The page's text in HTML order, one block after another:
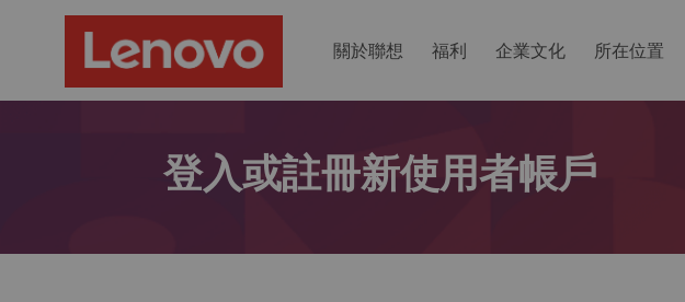
關於聯想 福利 企業文化 所在位置
登入或註冊新使用者帳戶